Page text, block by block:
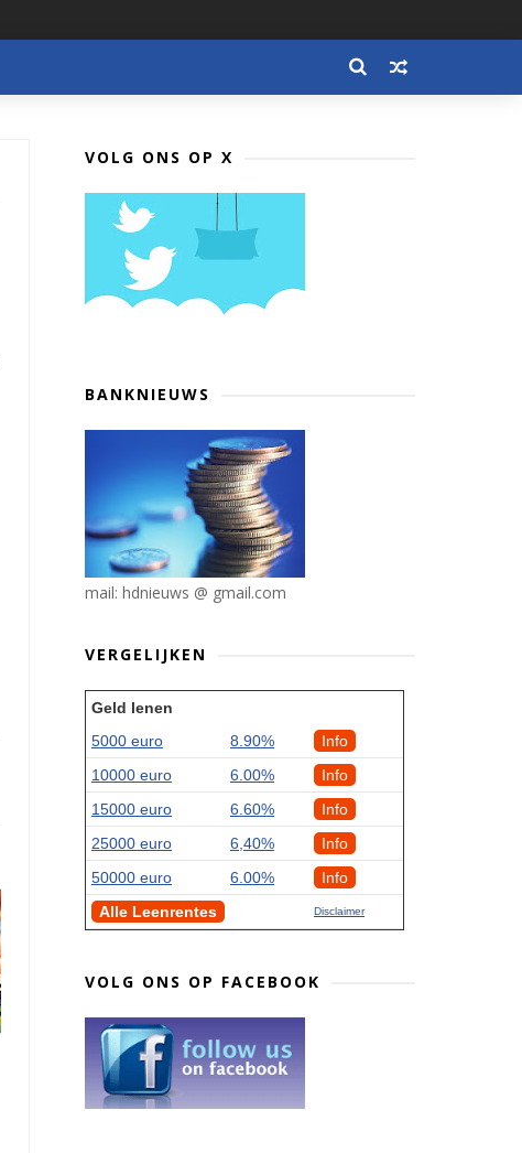
VOLG ONS OP X
BANKNIEUWS
mail: hdnieuws @ gmail.com
VERGELIJKEN
Geld lenen
5000 euro
8.90%
Info
10000 euro
6.00%
Info
15000 euro
6.60%
Info
25000 euro
6,40%
Info
50000 euro
6.00%
Info
Alle Leenrentes
Disclaimer
VOLG ONS OP FACEBOOK